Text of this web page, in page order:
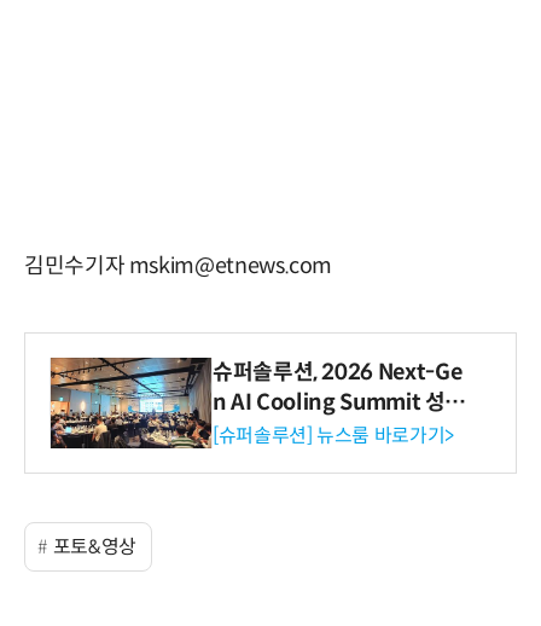
김민수기자 mskim@etnews.com
슈퍼솔루션, 2026 Next-Ge
n AI Cooling Summit 성황
리 성료
[슈퍼솔루션] 뉴스룸 바로가기>
포토&영상